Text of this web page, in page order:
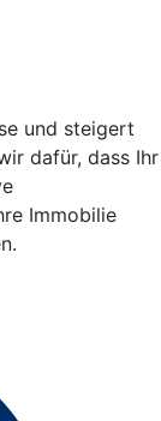
und steigert
dafür, dass Ihr
Immobilie